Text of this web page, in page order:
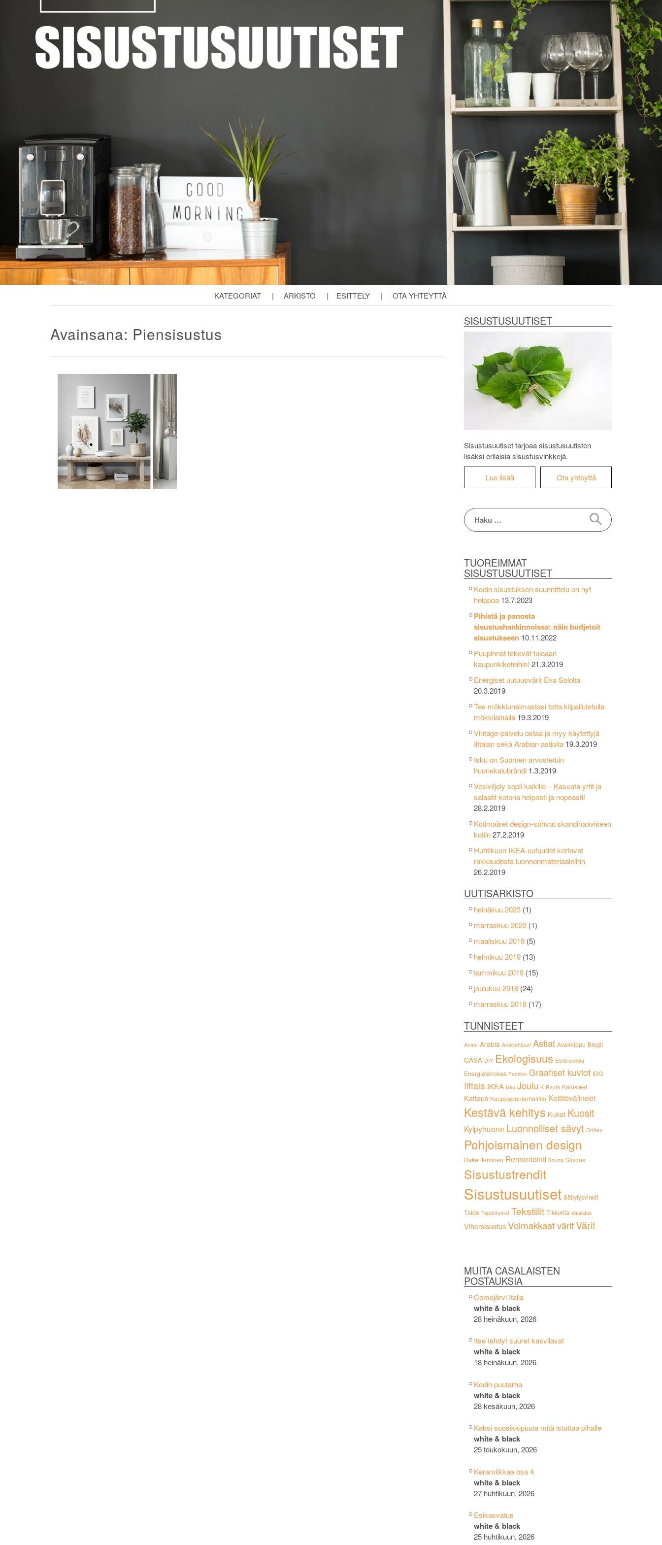
KATEGORIAT | ARKISTO | ESITTELY | OTA YHTEYTTÄ
SISUSTUSUUTISET
Sisustusuutiset tarjoaa sisustusuutisten
lisäksi erilaisia sisustusvinkkejä.
Lue lisää Ota yhteyttä
TUOREIMMAT
SISUSTUSUUTISET
Kodin sisustuksen suunnittelu on nyt
helppoa 13.7.2023
Pihistä ja panosta
sisustushankinnoissa: näin budjetoit
sisustukseen 10.11.2022
Puupinnat tekevät tuloaan
kaupunkikoteihin! 21.3.2019
Energiset uutuusvärit Eva Sololta
20.3.2019
Tee mökkiunelmastasi totta kilpailutetulla
mökkilainalla 19.3.2019
Vintage-palvelu ostaa ja myy käytettyjä
Iittalan sekä Arabian astioita 19.3.2019
Isku on Suomen arvostetuin
huonekalubrändi 1.3.2019
Vesiviljely sopii kaikille – Kasvata yrtit ja
salaatit kotona helposti ja nopeasti!
28.2.2019
Kotimaiset design-sohvat skandinaaviseen
kotiin 27.2.2019
Huhtikuun IKEA-uutuudet kertovat
rakkaudesta luonnonmateriaaleihin
26.2.2019
UUTISARKISTO
heinäkuu 2023(1)
marraskuu 2022(1)
maaliskuu 2019(5)
helmikuu 2019(13)
tammikuu 2019(15)
joulukuu 2018(24)
marraskuu 2018(17)
TUNNISTEET
Airam Arabia Arkkitehtuuri Astiat Avainlippu Blogit
CASA DIY Ekologisuus Elektroniikka
Energiatehokas Familon Graafiset kuviot IDO
Iittala IKEA Isku Joulu K-Rauta Kalusteet
Kattaus Kauppapuutarhaliitto Keittiövälineet
Kestävä kehitys Kukat Kuosit
Kylpyhuone Luonnolliset sävyt Orthex
Pohjoismainen design
Rakentaminen Remontointi Sauna Siivous
Sisustustrendit
Sisustusuutiset Säilytysvinkit
Taide Tapahtumat Tekstiilit Tikkurila Valaistus
VihersisustusVoimakkaat väritVärit
MUITA CASALAISTEN
POSTAUKSIA
Comojärvi Italia
white & black
28 heinäkuun, 2026
Itse tehdyt suuret kasvilavat
white & black
18 heinäkuun, 2026
Kodin puutarha
white & black
28 kesäkuun, 2026
Kaksi suosikkipuuta mitä istuttaa pihalle
white & black
25 toukokuun, 2026
Keramiikkaa osa 4
white & black
27 huhtikuun, 2026
Esikasvatus
white & black
25 huhtikuun, 2026
Avainsana: Piensisustus